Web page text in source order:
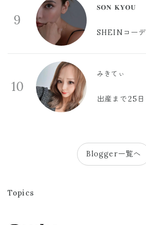
9
𝐒𝐎𝐍 𝐊𝐘𝐎𝐔
SHEINコー
10
みきてぃ
出産まで25日
Blogger一覧へ
Topics